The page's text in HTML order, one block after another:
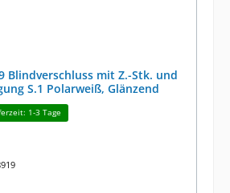
Blindverschluss mit Z.-Stk. und
S.1 Polarweiß, Glänzend
1-3 Tage